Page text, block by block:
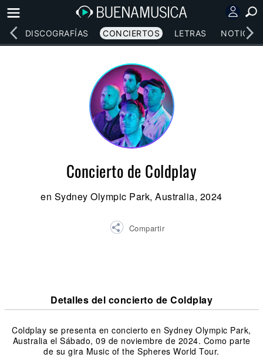
DISCOGRAFÍAS CONCIERTOS LETRAS NOTICIAS
Concierto de Coldplay
en Sydney Olympic Park, Australia, 2024
Compartir
Detalles del concierto de Coldplay
Coldplay se presenta en concierto en Sydney Olympic Park,
Australia el Sábado, 09 de noviembre de 2024. Como parte
de su gira Music of the Spheres World Tour.